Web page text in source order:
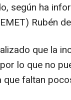
según ha
Rubén
que la
lo que no
faltan